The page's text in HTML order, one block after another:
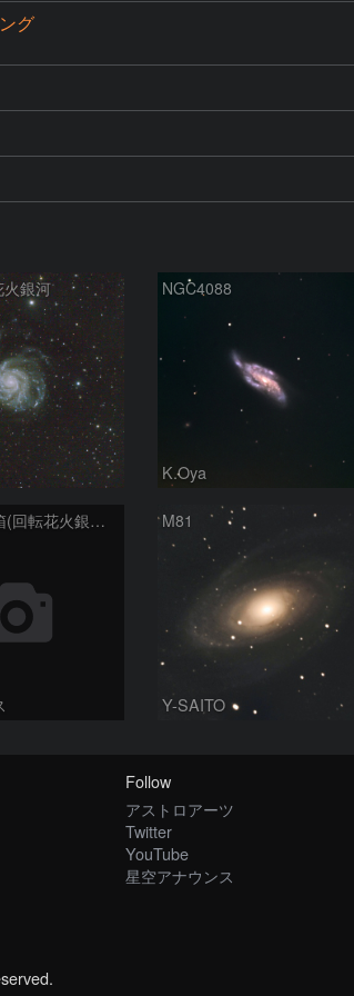
ング
銀河 NGC4088
K.Oya
夜空は宝石箱(回転花火銀河 M101) Seestar50 M81
Y-SAITO
Follow
アストロアーツ
Twitter
YouTube
星空アナウンス